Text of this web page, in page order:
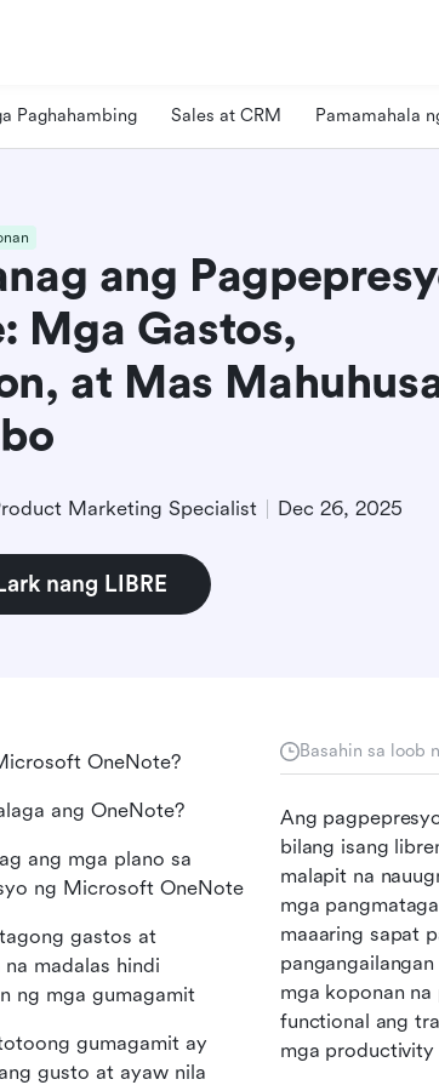
Paghahambing Sales at CRM Pamamahala
ang
Mga Gastos,
at Mas
Marketing Specialist Dec 26, 2025
nang LIBRE
Basahin sa loob
Ang
bilang isang
malapit na
mga
maaaring sapat
mga koponan
functional ang
mga productivity
OneNote?
ang OneNote?
ang mga plano sa
ng Microsoft OneNote
gastos at
madalas hindi
ng mga gumagamit
gumagamit ay
gusto at ayaw nila